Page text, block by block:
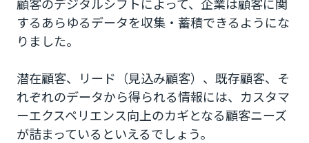
するあらゆるデータを収集・蓄積できるようにな
りました。
潜在顧客、リード（見込み顧客）、既存顧客、そ
れぞれのデータから得られる情報には、カスタマ
ーエクスペリエンス向上のカギとなる顧客ニーズ
が詰まっているといえるでしょう。